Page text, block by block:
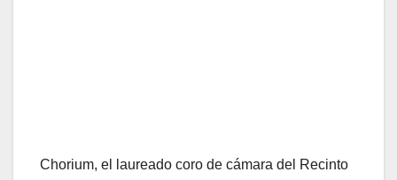
Chorium, el laureado coro de cámara del Recinto